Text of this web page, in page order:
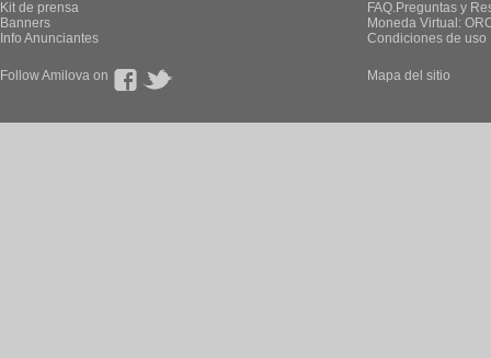
Kit de prensa
Banners
Info Anunciantes
FAQ.Preguntas y
Moneda Virtual:
Condiciones de uso
Follow Amilova on Mapa del sitio